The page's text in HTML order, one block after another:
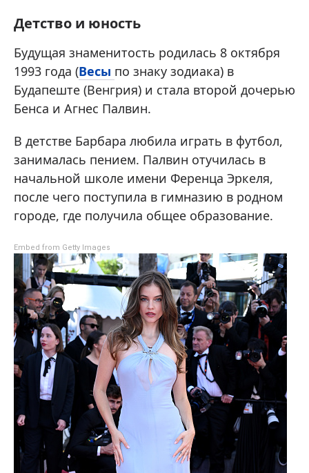
Детство и юность
Будущая знаменитость родилась 8 октября
1993 года (Весы по знаку зодиака) в
Будапеште (Венгрия) и стала второй дочерью
Бенса и Агнес Палвин.
В детстве Барбара любила играть в футбол,
занималась пением. Палвин отучилась в
начальной школе имени Ференца Эркеля,
после чего поступила в гимназию в родном
городе, где получила общее образование.
Embed from Getty Images